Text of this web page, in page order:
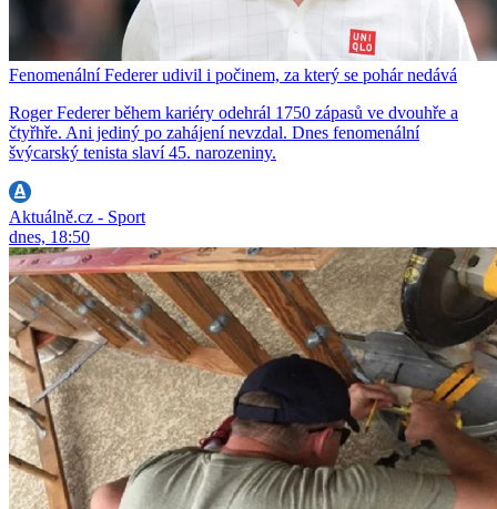
Fenomenální Federer udivil i počinem, za který se pohár nedává
Roger Federer během kariéry odehrál 1750 zápasů ve dvouhře a
čtyřhře. Ani jediný po zahájení nevzdal. Dnes fenomenální
švýcarský tenista slaví 45. narozeniny.
Aktuálně.cz - Sport
dnes, 18:50